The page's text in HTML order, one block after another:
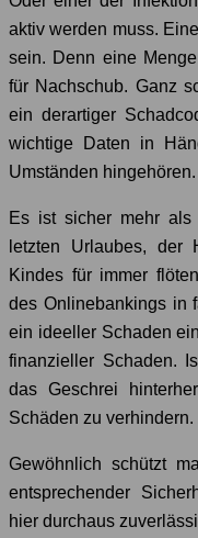
aktiv werden muss.
sein. Denn eine
für Nachschub. Ganz
ein derartiger
wichtige Daten in
Umständen hingehören.
Es ist sicher mehr
letzten Urlaubes, der
Kindes für immer
des Onlinebankings in
ein ideeller Schaden
finanzieller Schaden.
das Geschrei
Schäden zu
Gewöhnlich schützt
entsprechender
hier durchaus